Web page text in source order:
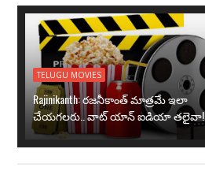
TELUGU MOVIES
Rajinikanth: రజనీకాంత్ మాత్రమే ఇలా
చేయగలరు.. వాట్ యాన్ ఐడియా తలైవా!